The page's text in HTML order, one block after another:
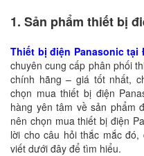
1. Sản phẩm thiết bị
Thiết bị điện Panasonic tại
chuyên cung cấp phân phối
chính hãng – giá tốt nhất,
chọn mua thiết bị điện
hàng yên tâm về sản phẩm
nên chọn mua thiết bị điện
lời cho câu hỏi thắc mắc
viết dưới đây để tìm hiểu.